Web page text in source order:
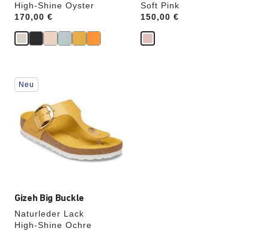
High-Shine Oyster
Price:
170,00 €
Soft Pink
Price:
150,00 €
Gizeh Big Buckle
Naturleder Lack
High-Shine Ochre
Durch
Anklicken
Farben
werden
die
Produktbilder
aktualisiert.
Neu